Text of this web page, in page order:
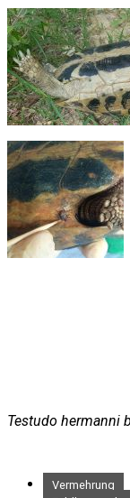
Testudo hermanni
Vermehrung